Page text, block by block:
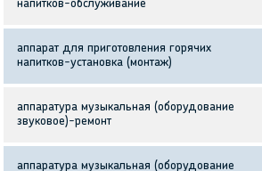
напитков-обслуживание
аппарат для приготовления горячих
напитков-установка (монтаж)
аппаратура музыкальная (оборудование
звуковое)-ремонт
аппаратура музыкальная (оборудование